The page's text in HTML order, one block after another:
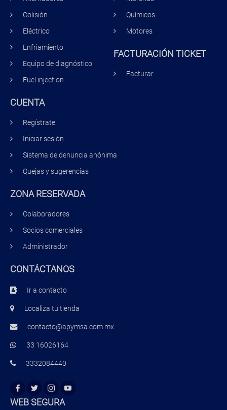
Colisión
Eléctrico
Enfriamiento
Equipo de diagnóstico
Fuel injection
Químicos
Motores
FACTURACIÓN TICKET
Facturar
CUENTA
Regístrate
Iniciar sesión
Sistema de denuncia anónima
Quejas y sugerencias
ZONA RESERVADA
Colaboradores
Socios comerciales
Administrador
CONTÁCTANOS
Ir a contacto
Localiza tu tienda
contacto@apymsa.com.mx
33 16026164
3332084440
WEB SEGURA